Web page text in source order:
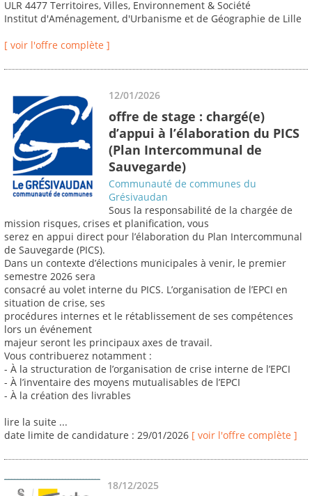
ULR 4477 Territoires, Villes, Environnement & Société
Institut d'Aménagement, d'Urbanisme et de Géographie de Lille
[ voir l'offre complète ]
12/01/2026
offre de stage : chargé(e)
d’appui à l’élaboration du PICS
(Plan Intercommunal de
Sauvegarde)
Communauté de communes du
Grésivaudan
Sous la responsabilité de la chargée de
mission risques, crises et planification, vous
serez en appui direct pour l’élaboration du Plan Intercommunal
de Sauvegarde (PICS).
Dans un contexte d’élections municipales à venir, le premier
semestre 2026 sera
consacré au volet interne du PICS. L’organisation de l’EPCI en
situation de crise, ses
procédures internes et le rétablissement de ses compétences
lors un événement
majeur seront les principaux axes de travail.
Vous contribuerez notamment :
- À la structuration de l’organisation de crise interne de l’EPCI
- À l’inventaire des moyens mutualisables de l’EPCI
- À la création des livrables
lire la suite ...
date limite de candidature : 29/01/2026 [ voir l'offre complète ]
18/12/2025